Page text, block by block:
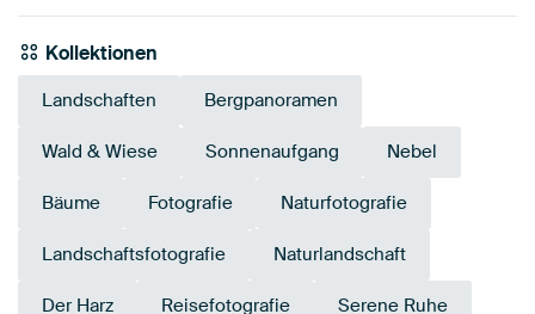
Kollektionen
Landschaften Bergpanoramen
Wald & Wiese Sonnenaufgang Nebel
Bäume Fotografie Naturfotografie
Landschaftsfotografie Naturlandschaft
Der Harz Reisefotografie Serene Ruhe